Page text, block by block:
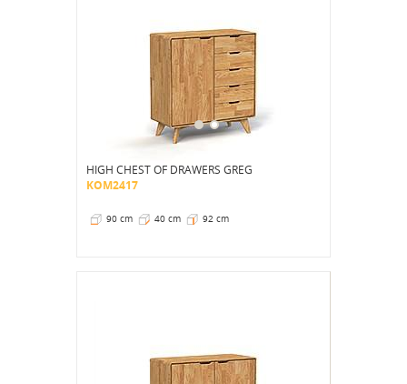
HIGH CHEST OF DRAWERS GREG
KOM2417
90 cm 40 cm 92 cm